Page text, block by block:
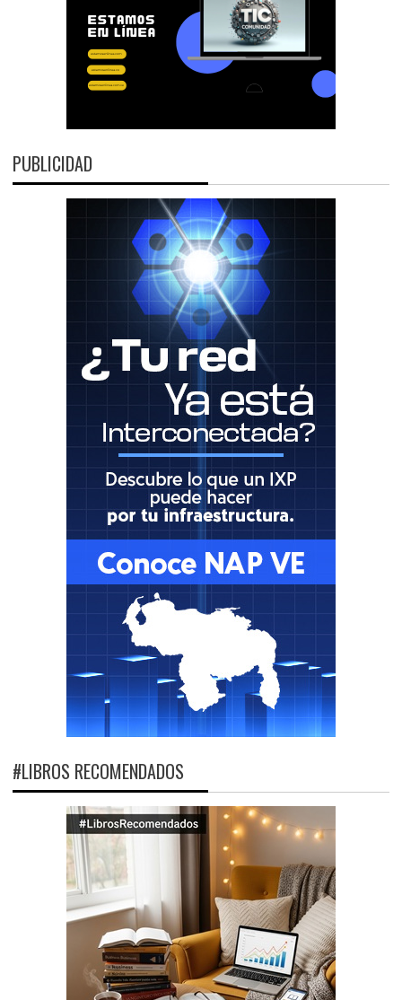
PUBLICIDAD
#LIBROS RECOMENDADOS